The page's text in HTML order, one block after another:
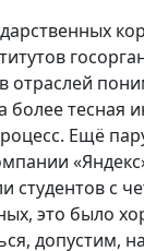
отраслей
более тесная
Ещё
студентов с
это было
допустим,